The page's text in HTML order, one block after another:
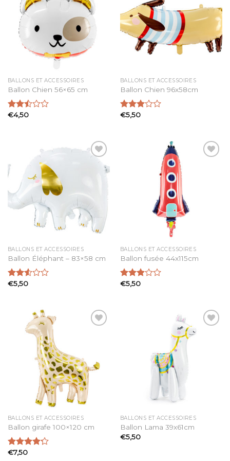
Ajouter
à la
liste
d’envies
BALLONS ET ACCESSOIRES
Ballon Chien 56×65 cm
Note
€4,50
Ajouter
à la
d’envies
BALLONS ET ACCESSOIRES
Ballon Chien 96x58cm
Note
€5,50
BALLONS ET ACCESSOIRES
Ballon Éléphant – 83×58 cm
Note
€5,50
BALLONS ET ACCESSOIRES
Ballon fusée 44x115cm
Note
€5,50
liste
d’envies
BALLONS ET ACCESSOIRES
Ballon girafe 100×120 cm
Note4.19
€7,50
BALLONS ET ACCESSOIRES
Ballon Lama 39x61cm
€5,50